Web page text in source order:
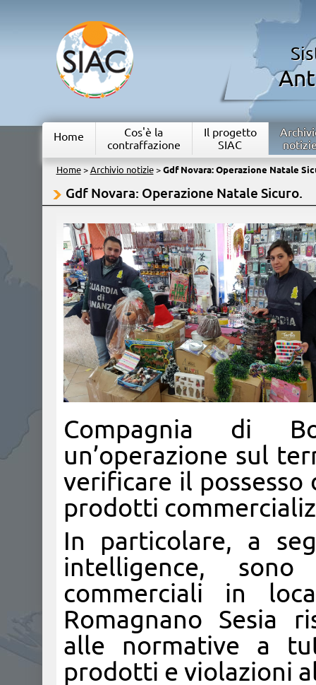
Home
Cos'è la
contraffazione
Il progetto
SIAC
Home> Archivio notizie> Gdf Novara: Operazione Natale
Gdf Novara: Operazione Natale Sicuro.
Compagnia di
un’operazione sul
verificare il
prodotti
In particolare, a
intelligence,
commerciali in
Romagnano Sesia
alle normative a
prodotti e violazioni